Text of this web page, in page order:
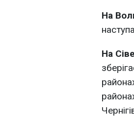
На
На